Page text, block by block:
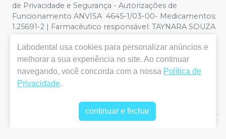
de Privacidade e Segurança - Autorizações de
Funcionamento ANVISA 4645-1/03-00- Medicamentos:
1.25691-2 | Farmacêutico responsável: TAYNARA SOUZA
MIRANDA. CRF/PA nº 6965 |
Segurança - Fotos meramente ilustrativas - Os preços e
condições da loja virtual estão sujeitos a alterações. Em
caso de divergência de preços no site, o valor válido é o
do Carrinho de Compra. Não vendemos por atacado,
por isso nos reservamos o direito de não atender
compras de grandes volumes pelo site.
Labodental usa cookies para personalizar anúncios e
melhorar a sua experiência no site. Ao continuar
navegando, você concorda com a nossa Política de
Privacidade.
continuar e fechar